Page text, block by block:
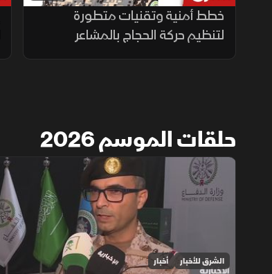
خطط أمنية وتقنيات متطورة
لتنظيم حركة الحجاج بالمشاعر
حلقات الموسم 2026
الشرق للأخبار أخبار